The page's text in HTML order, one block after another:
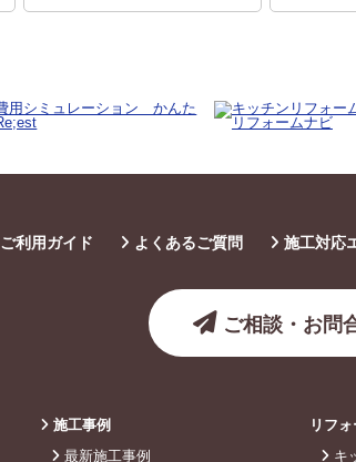
ご利用ガイド よくあるご質問 施工対応
ご相談・お問
施工事例
最新施工事例
リフ
キ